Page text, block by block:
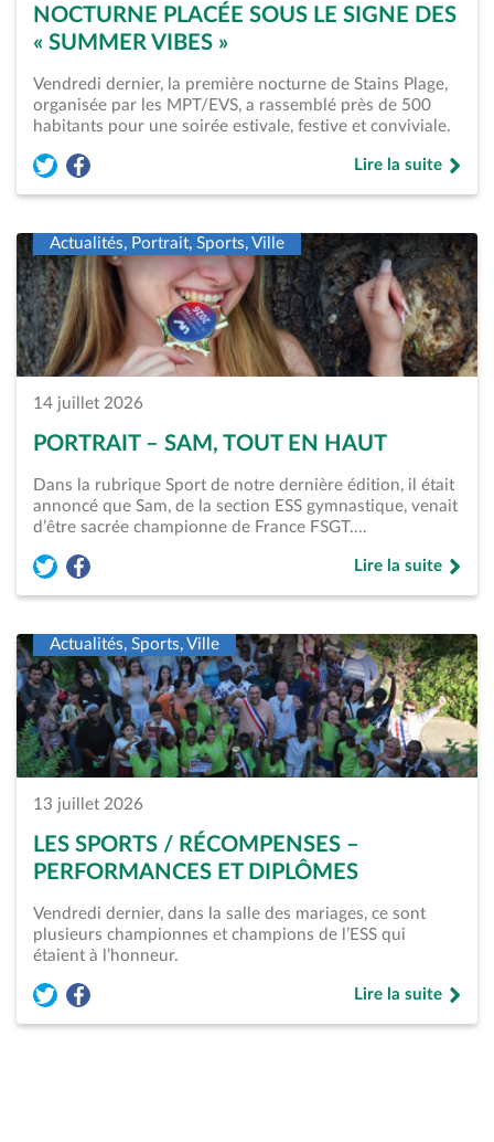
NOCTURNE PLACÉE SOUS LE SIGNE DES
« SUMMER VIBES »
Vendredi dernier, la première nocturne de Stains Plage,
organisée par les MPT/EVS, a rassemblé près de 500
habitants pour une soirée estivale, festive et conviviale.
Partager l'article « Stains-Plage – Une première nocturne
Partager l'article « Stains-Plage – Une première
Lire la suite
de « Stains-Plage
Actualités, Portrait, Sports, Ville
14 juillet 2026
PORTRAIT – SAM, TOUT EN HAUT
Dans la rubrique Sport de notre dernière édition, il était
annoncé que Sam, de la section ESS gymnastique, venait
d’être sacrée championne de France FSGT.…
Partager l'article « Portrait &#8211; Sam, tout en haut »
Partager l'article « Portrait &#8211; Sam, tout en haut
Lire la suite
de « Portrait
Actualités, Sports, Ville
13 juillet 2026
LES SPORTS / RÉCOMPENSES –
PERFORMANCES ET DIPLÔMES
Vendredi dernier, dans la salle des mariages, ce sont
plusieurs championnes et champions de l’ESS qui
étaient à l’honneur.
Partager l'article « Les Sports / Récompenses &#8211;
Partager l'article « Les Sports / Récompenses &#8211;
Lire la suite
de « Les Sports /